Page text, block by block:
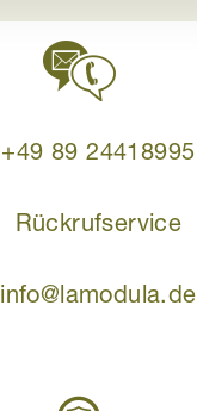
+49 89 24418995
Rückrufservice
info@lamodula.de